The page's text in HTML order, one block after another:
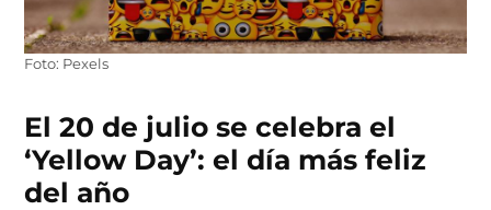
Foto: Pexels
El 20 de julio se celebra el
‘Yellow Day’: el día más feliz
del año